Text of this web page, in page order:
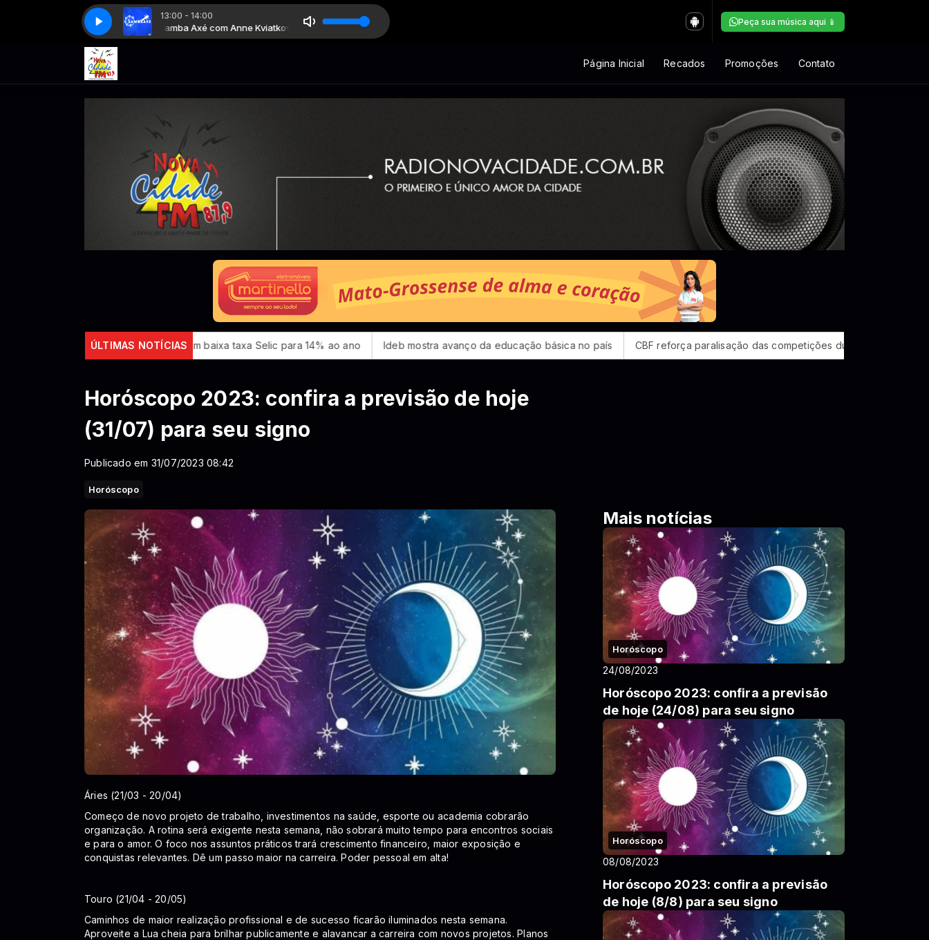
13:00 - 14:00
Axé com Anne KviatkovskiSamba Axé com Anne Kviatkovski
Peça sua música aqui 📱
Página Inicial Recados Promoções Contato
ÚLTIMAS NOTÍCIAS
nova redução, Copom baixa taxa Selic para 14% ao ano Ideb mostra avanço da educação básica no país CBF reforça paralisação das competições durante Copa Feminina em 2027
Horóscopo 2023: confira a previsão de hoje
(31/07) para seu signo
Publicado em 31/07/2023 08:42
Horóscopo
Áries (21/03 - 20/04)
Começo de novo projeto de trabalho, investimentos na saúde, esporte ou academia cobrarão
organização. A rotina será exigente nesta semana, não sobrará muito tempo para encontros sociais
e para o amor. O foco nos assuntos práticos trará crescimento financeiro, maior exposição e
conquistas relevantes. Dê um passo maior na carreira. Poder pessoal em alta!
Touro (21/04 - 20/05)
Caminhos de maior realização profissional e de sucesso ficarão iluminados nesta semana.
Aproveite a Lua cheia para brilhar publicamente e alavancar a carreira com novos projetos. Planos
Mais notícias
Horóscopo
24/08/2023
Horóscopo 2023: confira a previsão
de hoje (24/08) para seu signo
Horóscopo
08/08/2023
Horóscopo 2023: confira a previsão
de hoje (8/8) para seu signo